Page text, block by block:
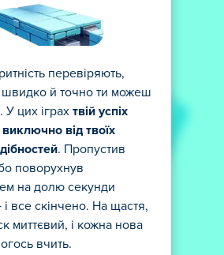
перевіряють,
швидко й точно ти можеш
У цих іграх твій успіх
від твоїх
. Пропустив
поворухнув
на долю секунди
все скінчено. На щастя,
миттєвий, і кожна нова
вчить.